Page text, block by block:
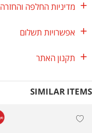
מדיניות החלפה והחזרה
אפשרויות תשלום
תקנון האתר
SIMILAR ITEMS